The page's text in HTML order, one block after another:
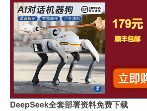
DeepSeek全套部署资料免费下载